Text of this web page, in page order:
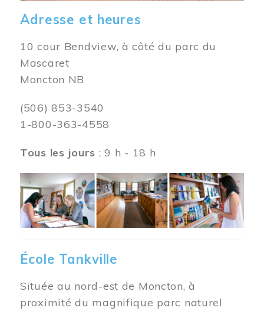
Adresse et heures
10 cour Bendview, à côté du parc du
Mascaret
Moncton NB
(506) 853-3540
1-800-363-4558
Tous les jours : 9 h - 18 h
Image
École Tankville
Située au nord-est de Moncton, à
proximité du magnifique parc naturel